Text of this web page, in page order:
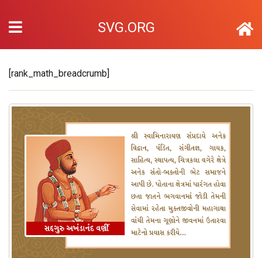
SVG.ORG
[rank_math_breadcrumb]